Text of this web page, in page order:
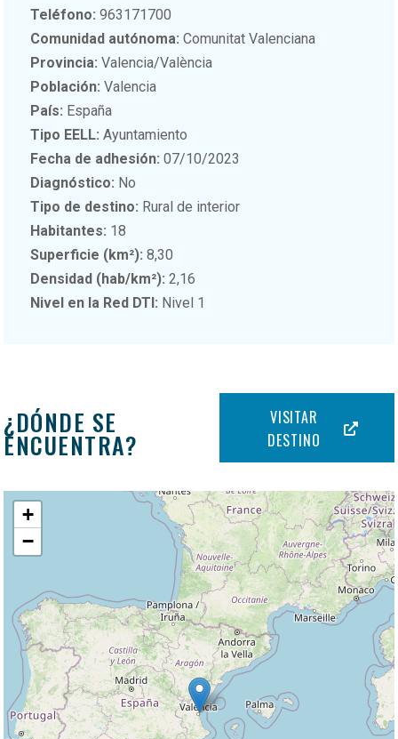
Teléfono: 963171700
Comunidad autónoma: Comunitat Valenciana
Provincia: Valencia/València
Población: Valencia
País: España
Tipo EELL: Ayuntamiento
Fecha de adhesión: 07/10/2023
Diagnóstico: No
Tipo de destino: Rural de interior
Habitantes: 18
Superficie (km²): 8,30
Densidad (hab/km²): 2,16
Nivel en la Red DTI: Nivel 1
¿DÓNDE SE
ENCUENTRA?
VISITAR
DESTINO
+
−